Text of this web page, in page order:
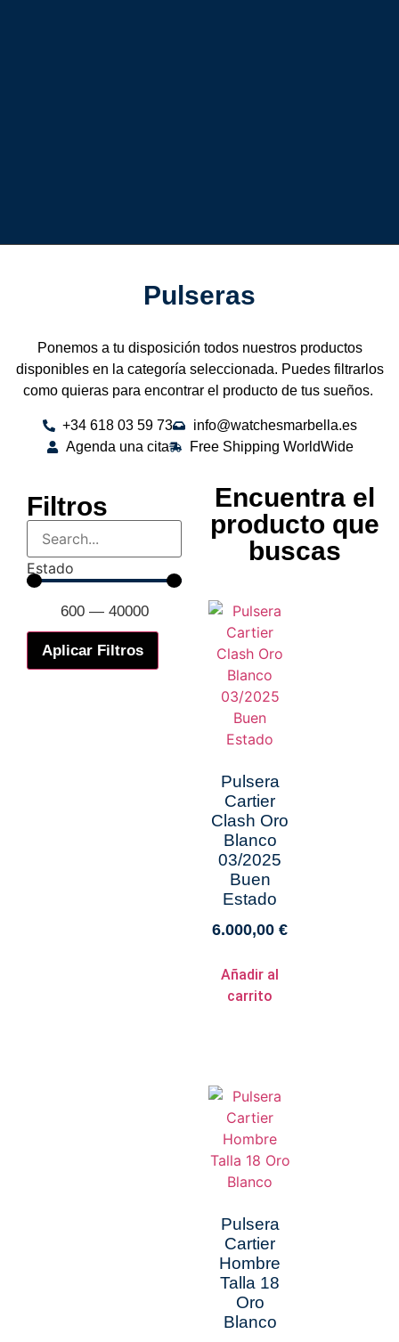
Pulseras
Ponemos a tu disposición todos nuestros productos
disponibles en la categoría seleccionada. Puedes filtrarlos
como quieras para encontrar el producto de tus sueños.
+34 618 03 59 73
info@watchesmarbella.es
Agenda una cita
Free Shipping WorldWide
Filtros
Estado
600— 40000
Aplicar Filtros
Encuentra el
producto que
buscas
Pulsera
Cartier
Clash Oro
Blanco
03/2025
Buen
Estado
6.000,00€
Añadir al
carrito
Pulsera
Cartier
Hombre
Talla 18
Oro
Blanco